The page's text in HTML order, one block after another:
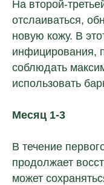
На второй-
отслаиваться,
новую кожу. В
инфицирования,
соблюдать
использовать
Месяц 1-3
В течение
продолжает
может